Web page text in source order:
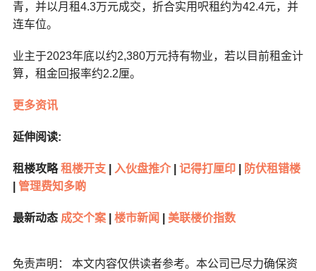
青，并以月租4.3万元成交，折合实用呎租约为42.4元，并
连车位。
业主于2023年底以约2,380万元持有物业，若以目前租金计
算，租金回报率约2.2厘。
更多资讯
延伸阅读:
租楼攻略租楼开支 入伙盘推介 记得打厘印
防伏租错楼
管理费知多啲
最新动态 成交个案 楼市新闻 美联楼价指数
免责声明： 本文内容仅供读者参考。本公司已尽力确保资